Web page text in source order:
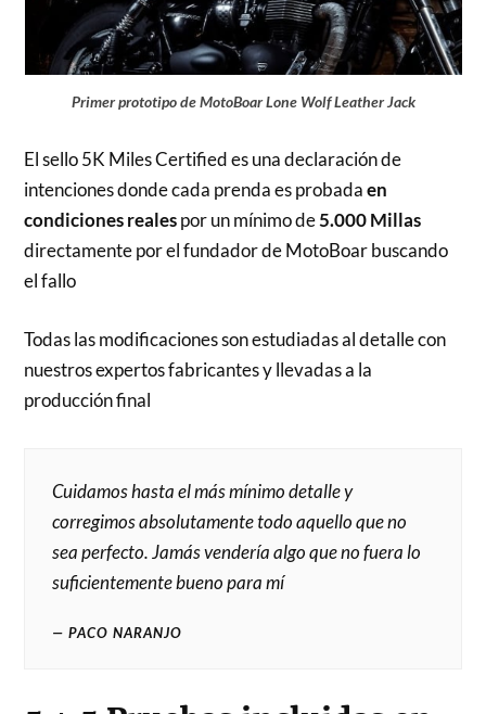
Primer prototipo de MotoBoar Lone Wolf Leather Jack
El sello 5K Miles Certified es una declaración de
intenciones donde cada prenda es probadaen
condiciones realespor un mínimo de5.000 Millas
directamente por el fundador de MotoBoar buscando
el fallo
Todas las modificaciones son estudiadas al detalle con
nuestros expertos fabricantes y llevadas a la
producción final
Cuidamos hasta el más mínimo detalle y
corregimos absolutamente todo aquello que no
sea perfecto. Jamás vendería algo que no fuera lo
suficientemente bueno para mí
PACO NARANJO